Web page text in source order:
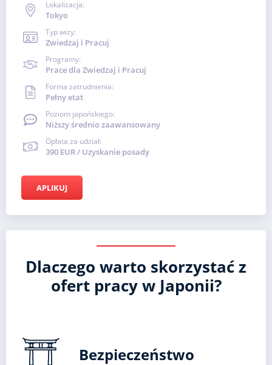
Lokalizacja:
Tokyo
Typ wizy:
Zwiedzaj i Pracuj
Programy:
Prace dla Zwiedzaj i Pracuj
Forma zatrudnienia:
Pełny etat
Poziom japońskiego:
Niższy średnio zaawansowany
Opłata za udział:
390 EUR / Uzyskanie posady
APLIKUJ
Dlaczego warto skorzystać z
ofert pracy w Japonii?
Bezpieczeństwo